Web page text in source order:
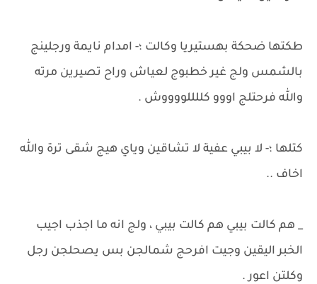
طكتها ضحكة بهستيريا وكالت ؛- امدام نايمة ورجلينج
بالشمس ولج غير خطبوج لعياش وراح تصيرين مرته
والله فرحتلج اووو كللللووووش .
كتلها ؛- لا بيبي عفية لا تشاقين وياي هيج شقى ترة والله
اخاف ..
_ هم كالت بيبي هم كالت بيبي ، ولج انه ما اجذب اجيب
الخبر اليقين وجيت افرحج شمالجن بس يصحلجن رجل
وكلتن اعور .